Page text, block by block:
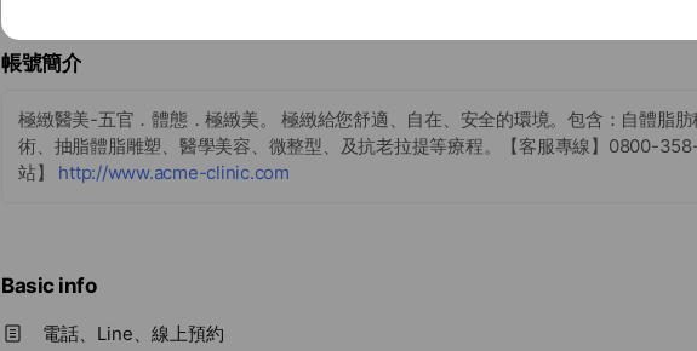
帳號簡介
極緻醫美-五官．體態．極緻美。 極緻給您舒適、自在、安全的環境。包含：自體脂
術、抽脂體脂雕塑、醫學美容、微整型、及抗老拉提等療程。【客服專線】0800-
站】 http://www.acme-clinic.com
Basic info
電話、Line、線上預約